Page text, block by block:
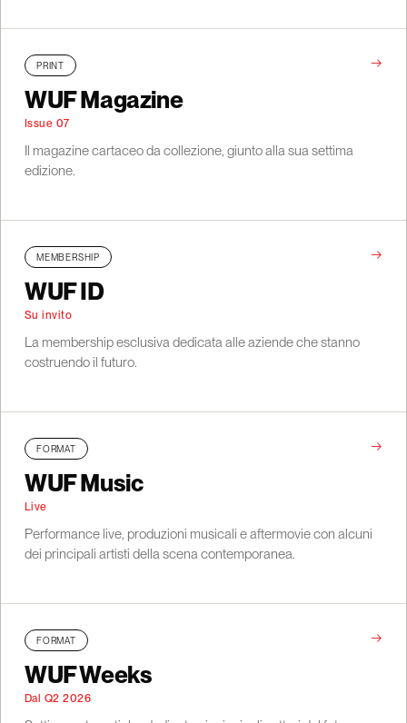
PRINT →
WUF Magazine
Issue 07
Il magazine cartaceo da collezione, giunto alla sua settima
edizione.
MEMBERSHIP →
WUF ID
Su invito
La membership esclusiva dedicata alle aziende che stanno
costruendo il futuro.
FORMAT →
WUF Music
Live
Performance live, produzioni musicali e aftermovie con alcuni
dei principali artisti della scena contemporanea.
FORMAT →
WUF Weeks
Dal Q2 2026